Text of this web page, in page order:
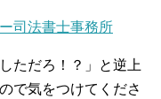
司法書士事務所
ただろ！？」と逆上
で気をつけてくださ